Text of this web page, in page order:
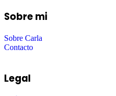
Sobre mi
Sobre Carla
Contacto
Legal